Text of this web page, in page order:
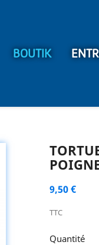
BOUTIK
9,50 €
TTC
Quantité